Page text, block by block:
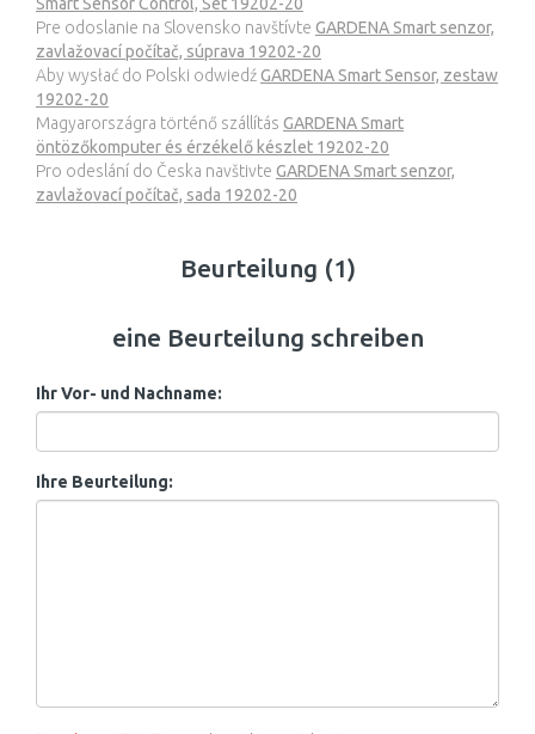
Pre odoslanie na Slovensko navštívte GARDENA Smart senzor,
zavlažovací počítač, súprava 19202-20
Aby wysłać do Polski odwiedźGARDENA Smart Sensor, zestaw
19202-20
Magyarországra történő szállítás GARDENA Smart
öntözőkomputer és érzékelő készlet 19202-20
Pro odeslání do Česka navštivte GARDENA Smart senzor,
zavlažovací počítač, sada 19202-20
Beurteilung (1)
eine Beurteilung schreiben
Ihr Vor- und Nachname:
Ihre Beurteilung: